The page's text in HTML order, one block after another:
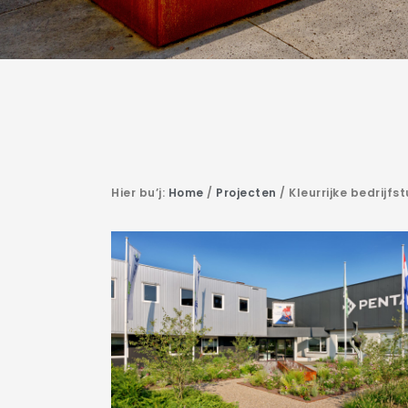
Hier bu’j: Home / Projecten / Kleurrijke